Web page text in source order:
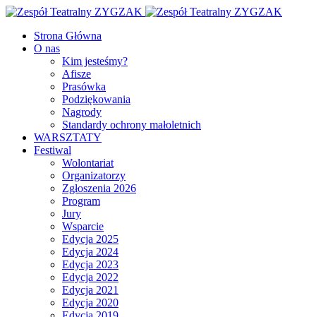
Facebook
Youtube
Strona Główna
O nas
Kim jesteśmy?
Afisze
Prasówka
Podziękowania
Nagrody
Standardy ochrony małoletnich
WARSZTATY
Festiwal
Wolontariat
Organizatorzy
Zgłoszenia 2026
Program
Jury
Wsparcie
Edycja 2025
Edycja 2024
Edycja 2023
Edycja 2022
Edycja 2021
Edycja 2020